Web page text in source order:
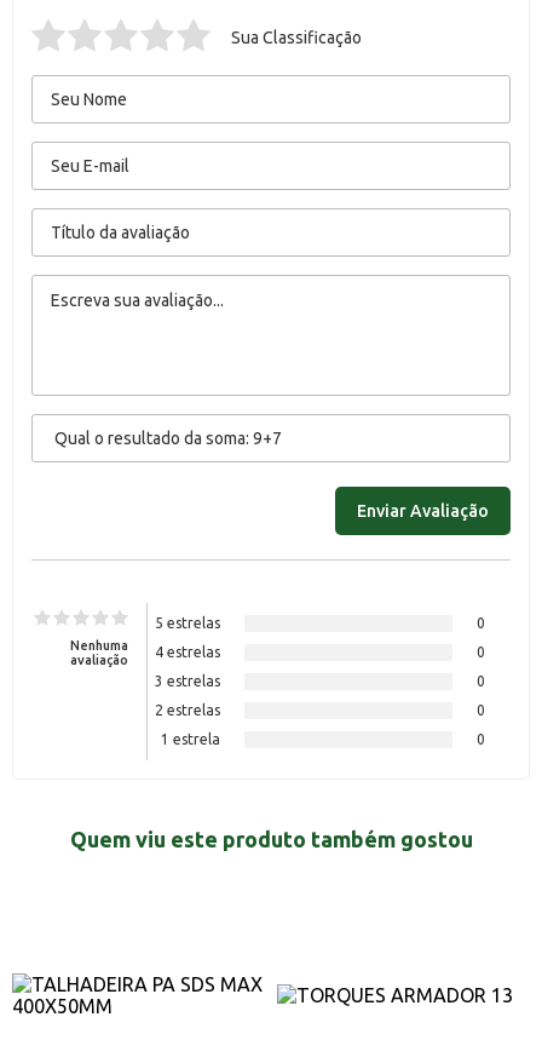
Sua Classificação
Nenhuma
avaliação
5 estrelas
0
4 estrelas
0
3 estrelas
0
2 estrelas
0
1 estrela
0
Quem viu este produto também gostou